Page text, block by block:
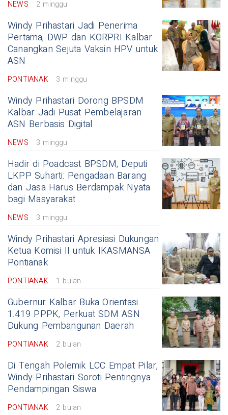
NEWS 2 minggu
Windy Prihastari Jadi Penerima
Pertama, DWP dan KORPRI Kalbar
Canangkan Sejuta Vaksin HPV untuk
ASN
PONTIANAK 3 minggu
Windy Prihastari Dorong BPSDM
Kalbar Jadi Pusat Pembelajaran
ASN Berbasis Digital
NEWS 3 minggu
Hadir di Poadcast BPSDM, Deputi
LKPP Suharti: Pengadaan Barang
dan Jasa Harus Berdampak Nyata
bagi Masyarakat
NEWS 3 minggu
Windy Prihastari Apresiasi Dukungan
Ketua Komisi II untuk IKASMANSA
Pontianak
PONTIANAK 1 bulan
Gubernur Kalbar Buka Orientasi
1.419 PPPK, Perkuat SDM ASN
Dukung Pembangunan Daerah
PONTIANAK 2 bulan
Di Tengah Polemik LCC Empat Pilar,
Windy Prihastari Soroti Pentingnya
Pendampingan Siswa
PONTIANAK 2 bulan